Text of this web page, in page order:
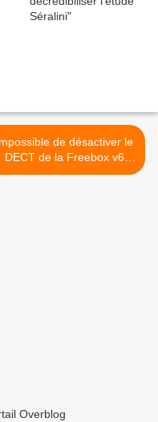
de désactiver le
DECT de la Freebox v6
- démonstration
Overblog